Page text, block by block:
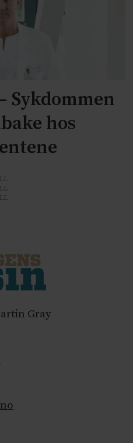
Sykdommen
hos
Gray